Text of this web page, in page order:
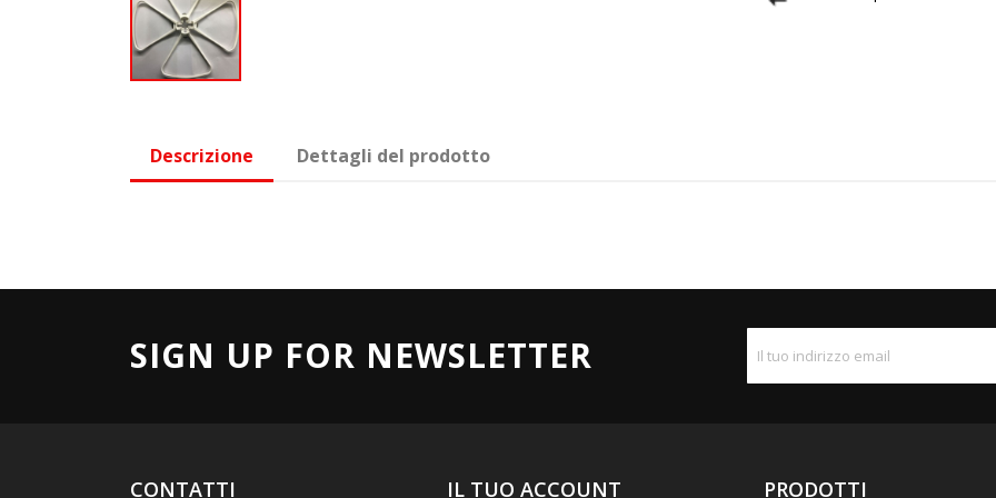
Descrizione Dettagli del prodotto
SIGN UP FOR NEWSLETTER
CONTATTI IL TUO ACCOUNT PRODOTTI